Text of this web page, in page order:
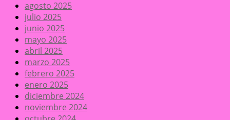
agosto 2025
julio 2025
junio 2025
mayo 2025
abril 2025
marzo 2025
febrero 2025
enero 2025
diciembre 2024
noviembre 2024